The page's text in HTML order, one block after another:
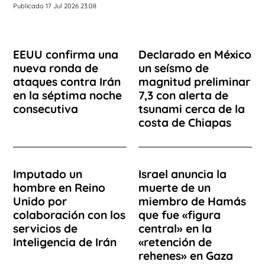
Publicado 17 Jul 2026 23:08
EEUU confirma una
nueva ronda de
ataques contra Irán
en la séptima noche
consecutiva
Declarado en México
un seísmo de
magnitud preliminar
7,3 con alerta de
tsunami cerca de la
costa de Chiapas
Imputado un
hombre en Reino
Unido por
colaboración con los
servicios de
Inteligencia de Irán
Israel anuncia la
muerte de un
miembro de Hamás
que fue «figura
central» en la
«retención de
rehenes» en Gaza